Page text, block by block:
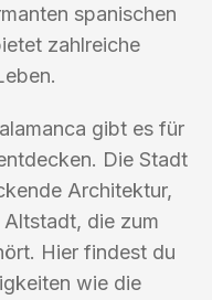
spanischen
zahlreiche
gibt es für
Die Stadt
Architektur,
die zum
Hier findest du
wie die